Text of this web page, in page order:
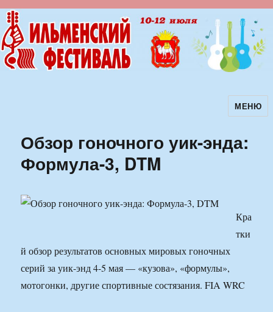
Ильменский фестиваль авторской
песни
МЕНЮ
Обзор гоночного уик-энда:
Формула-3, DTM
Кра
тки
й обзор результатов основных мировых гоночных
серий за уик-энд 4-5 мая — «кузова», «формулы»,
мотогонки, другие спортивные состязания. FIA WRC